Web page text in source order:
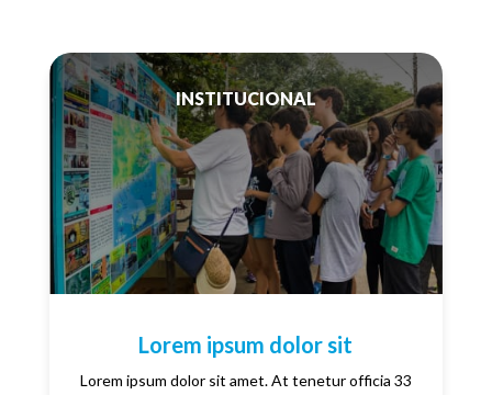
INSTITUCIONAL
Lorem ipsum dolor sit
Lorem ipsum dolor sit amet. At tenetur officia 33